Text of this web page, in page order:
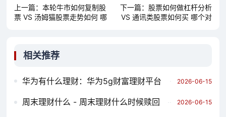
上一篇： 本轮牛市如何复制股
票 VS 汤姆猫股票走势如何 哪
下一篇： 股票如何做杠杆分析
VS 通讯类股票如何买 哪个对
相关推荐
华为有什么理财：华为5g财富理财平台 2026-06-15
周末理财什么 - 周末理财什么时候赎回 2026-06-15